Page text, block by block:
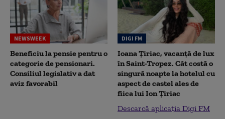
NEWSWEEK
Beneficiu la pensie pentru o
categorie de pensionari.
Consiliul legislativ a dat
aviz favorabil
DIGI FM
Ioana Țiriac, vacanță de lux
în Saint-Tropez. Cât costă o
singură noapte la hotelul cu
aspect de castel ales de
fiica lui Ion Țiriac
Descarcă aplicația Digi FM